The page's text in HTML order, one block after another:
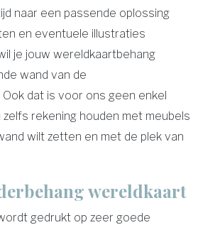
naar een passende oplossing
en eventuele illustraties
je jouw wereldkaartbehang
wand van de
Ook dat is voor ons geen enkel
zelfs rekening houden met meubels
wilt zetten en met de plek van
wereldkaart
gedrukt op zeer goede